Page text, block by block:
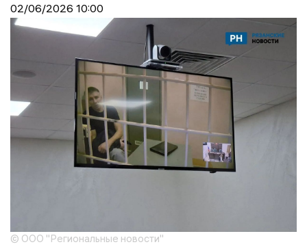
02/06/2026 10:00
© ООО "Региональные новости"